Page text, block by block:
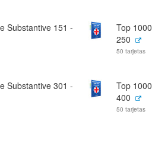
Substantive 151 -
Top
250
50 tarjetas
Substantive 301 -
Top
400
50 tarjetas